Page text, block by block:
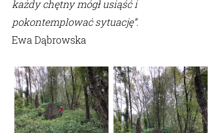
każdy chętny mógł usiąść i
pokontemplować sytuację”.
Ewa Dąbrowska